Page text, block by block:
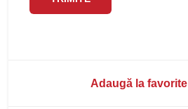
Adaugă la favorite